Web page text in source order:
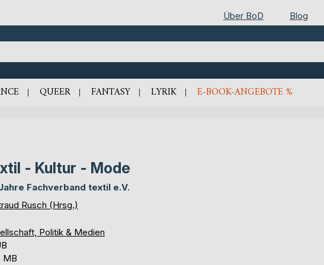
Über BoD Blog
QUEER FANTASY LYRIK E-BOOK-ANGEBOTE %
- Kultur - Mode
Fachverband textil e.V.
Rusch (Hrsg.)
Politik & Medien
MB